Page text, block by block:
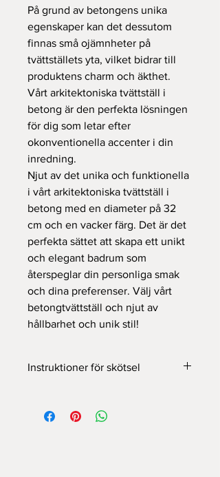
På grund av betongens unika
egenskaper kan det dessutom
finnas små ojämnheter på
tvättställets yta, vilket bidrar till
produktens charm och äkthet.
Vårt arkitektoniska tvättställ i
betong är den perfekta lösningen
för dig som letar efter
okonventionella accenter i din
inredning.
Njut av det unika och funktionella
i vårt arkitektoniska tvättställ i
betong med en diameter på 32
cm och en vacker färg. Det är det
perfekta sättet att skapa ett unikt
och elegant badrum som
återspeglar din personliga smak
och dina preferenser. Välj vårt
betongtvättställ och njut av
hållbarhet och unik stil!
Instruktioner för skötsel